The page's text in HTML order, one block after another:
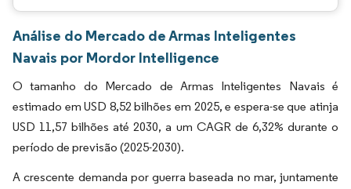
Análise do Mercado de Armas Inteligentes
Navais por Mordor Intelligence
O tamanho do Mercado de Armas Inteligentes Navais é
estimado em USD 8,52 bilhões em 2025, e espera-se que atinja
USD 11,57 bilhões até 2030, a um CAGR de 6,32% durante o
período de previsão (2025-2030).
A crescente demanda por guerra baseada no mar, juntamente